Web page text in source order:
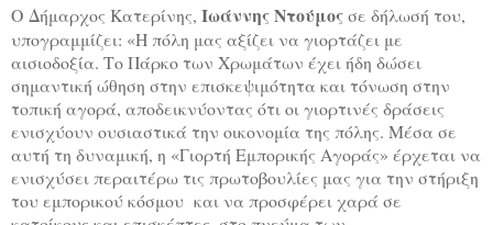
Ο Δήμαρχος Κατερίνης, Ιωάννης Ντούμοςσε δήλωσή του,
υπογραμμίζει: «Η πόλη μας αξίζει να γιορτάζει με
αισιοδοξία. Το Πάρκο των Χρωμάτων έχει ήδη δώσει
σημαντική ώθηση στην επισκεψιμότητα και τόνωση στην
τοπική αγορά, αποδεικνύοντας ότι οι γιορτινές δράσεις
ενισχύουν ουσιαστικά την οικονομία της πόλης. Μέσα σε
αυτή τη δυναμική, η «Γιορτή Εμπορικής Αγοράς» έρχεται να
ενισχύσει περαιτέρω τις πρωτοβουλίες μας για την στήριξη
του εμπορικού κόσμου και να προσφέρει χαρά σε